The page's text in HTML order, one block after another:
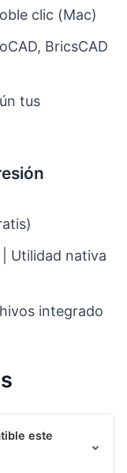
clic (Mac)
BricsCAD
tus
Utilidad nativa
integrado
este
⌄